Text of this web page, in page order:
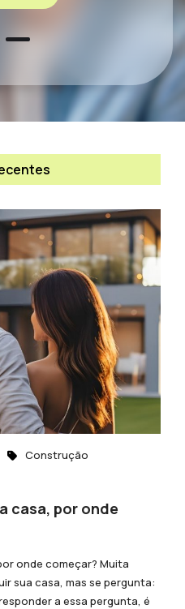
Construção
casa, por onde
onde começar? Muita
sua casa, mas se pergunta:
a essa pergunta, é